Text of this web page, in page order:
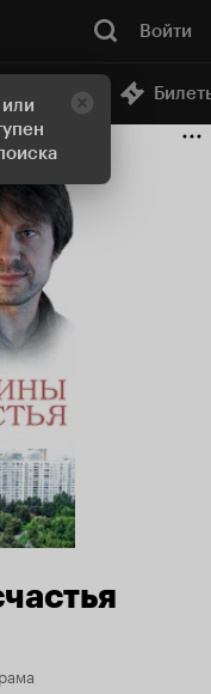
Войти
кинотеатр